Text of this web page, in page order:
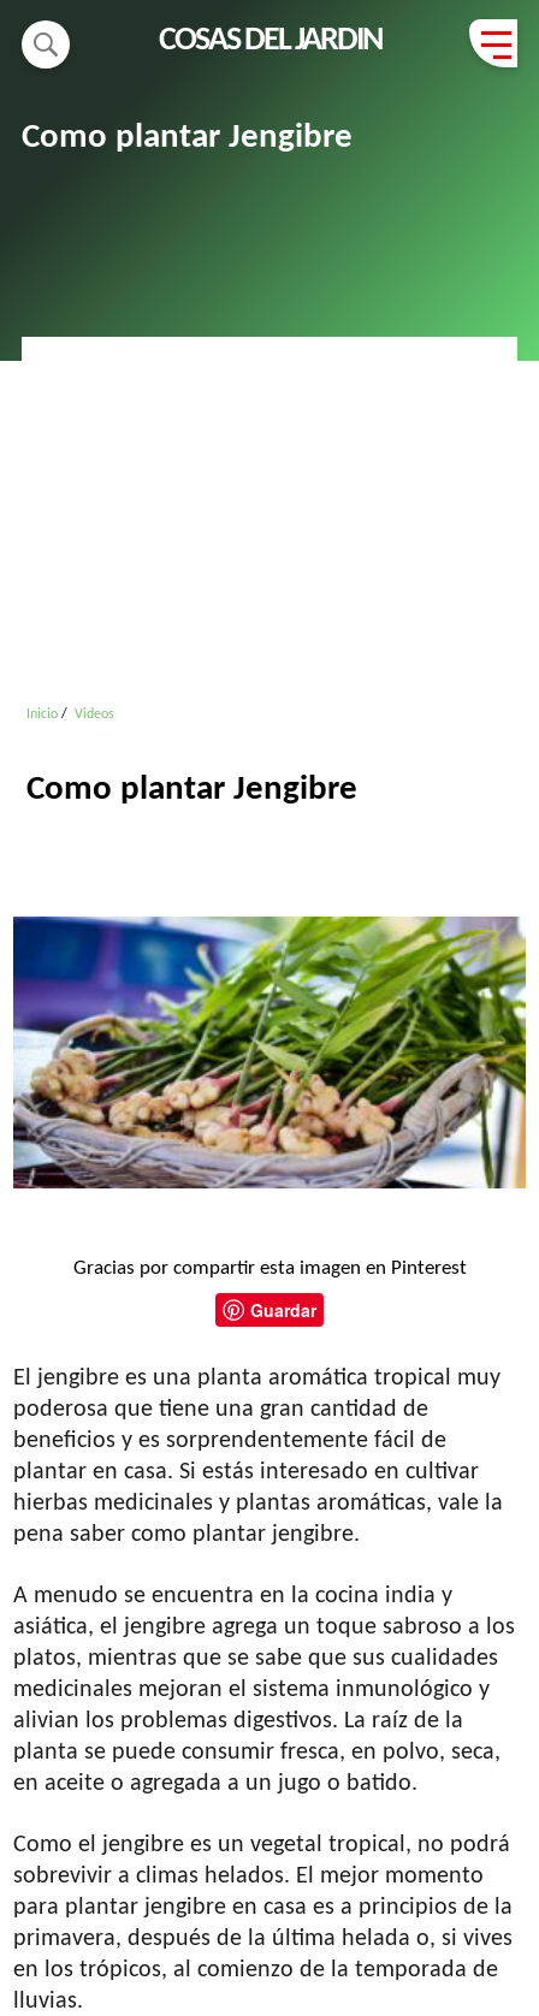
COSAS DEL JARDIN
Como plantar Jengibre
Inicio Videos
Como plantar Jengibre
Gracias por compartir esta imagen en Pinterest
Guardar
El jengibre es una planta aromática tropical muy
poderosa que tiene una gran cantidad de
beneficios y es sorprendentemente fácil de
plantar en casa. Si estás interesado en cultivar
hierbas medicinales y plantas aromáticas, vale la
pena saber como plantar jengibre.
A menudo se encuentra en la cocina india y
asiática, el jengibre agrega un toque sabroso a los
platos, mientras que se sabe que sus cualidades
medicinales mejoran el sistema inmunológico y
alivian los problemas digestivos. La raíz de la
planta se puede consumir fresca, en polvo, seca,
en aceite o agregada a un jugo o batido.
Como el jengibre es un vegetal tropical, no podrá
sobrevivir a climas helados. El mejor momento
para plantar jengibre en casa es a principios de la
primavera, después de la última helada o, si vives
en los trópicos, al comienzo de la temporada de
lluvias.